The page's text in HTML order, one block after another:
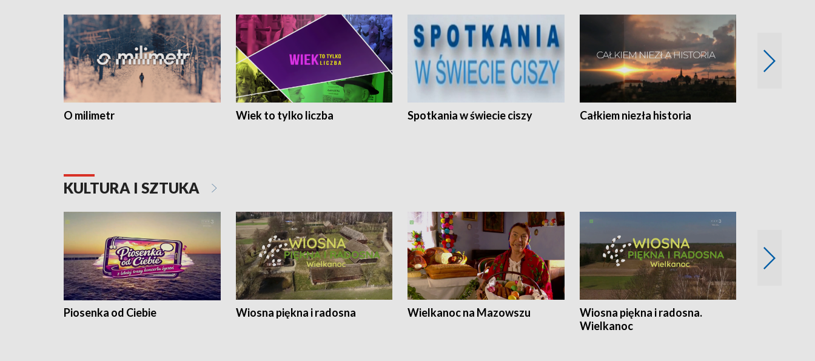
O milimetr Wiek to tylko liczba Spotkania w świecie ciszy Całkiem niezła historia
KULTURA I SZTUKA
Piosenka od Ciebie Wiosna piękna i radosna Wielkanoc na Mazowszu
Wiosna piękna i radosna.
Wielkanoc